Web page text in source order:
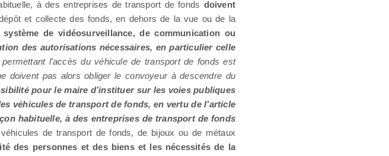
à des entreprises de transport de fonds doivent
et collecte des fonds, en dehors de la vue ou de la
système de vidéosurveillance, de communication ou
des autorisations nécessaires, en particulier celle
l'accès du véhicule de transport de fonds est
doivent pas alors obliger le convoyeur à descendre du
pour le maire d’instituer sur les voies publiques
véhicules de transport de fonds, en vertu de l’article
habituelle, à des entreprises de transport de fonds
de transport de fonds, de bijoux ou de métaux
des personnes et des biens et les nécessités de la